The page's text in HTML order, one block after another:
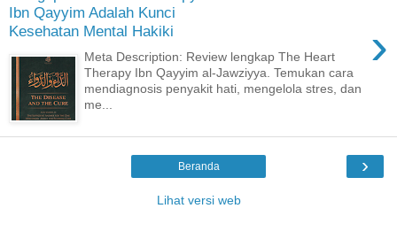
Ibn Qayyim Adalah Kunci
Kesehatan Mental Hakiki
›
Meta Description: Review lengkap The Heart
Therapy Ibn Qayyim al-Jawziyya. Temukan cara
mendiagnosis penyakit hati, mengelola stres, dan
me...
›
Beranda
Lihat versi web